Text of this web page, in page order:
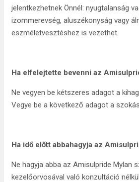
jelentkezhetnek Önnél: nyugtalanság
izommerevség, aluszékonyság vagy
eszméletvesztéshez is vezethet.
Ha elfelejtette bevenni az
Ne vegyen be kétszeres adagot a
Vegye be a következő adagot a
Ha idő előtt abbahagyja az
Ne hagyja abba az Amisulpride Mylan
kezelőorvosával való konzultáció